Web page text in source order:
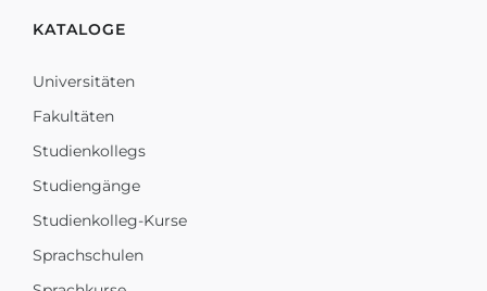
KATALOGE
Universitäten
Fakultäten
Studienkollegs
Studiengänge
Studienkolleg-Kurse
Sprachschulen